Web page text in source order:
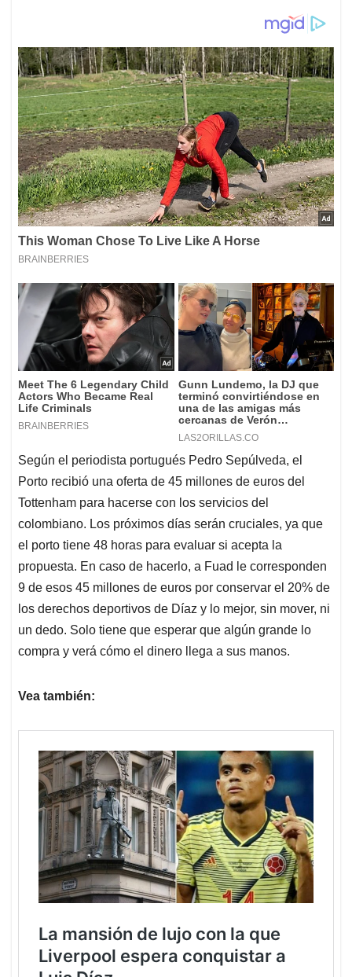
Según el periodista portugués Pedro Sepúlveda, el
Porto recibió una oferta de 45 millones de euros del
Tottenham para hacerse con los servicios del
colombiano. Los próximos días serán cruciales, ya que
el porto tiene 48 horas para evaluar si acepta la
propuesta. En caso de hacerlo, a Fuad le corresponden
9 de esos 45 millones de euros por conservar el 20% de
los derechos deportivos de Díaz y lo mejor, sin mover, ni
un dedo. Solo tiene que esperar que algún grande lo
compra y verá cómo el dinero llega a sus manos.
Vea también: